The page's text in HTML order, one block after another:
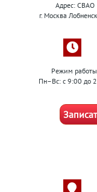
Адрес: СВАО
г. Москва
Режим
Пн–Вс: с 9:00 до